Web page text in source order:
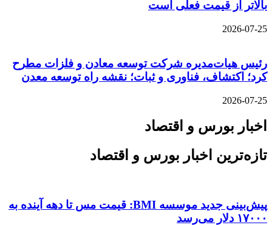
بالاتر از قیمت فعلی است
2026-07-25
رئیس هیات‌مدیره شرکت توسعه معادن و فلزات مطرح
کرد؛ اکتشاف، فناوری و ثبات؛ نقشه راه توسعه معدن
2026-07-25
اخبار بورس و اقتصاد
تازه‌ترین اخبار بورس و اقتصاد
پیش‌بینی جدید موسسه BMI: قیمت مس تا دهه آینده به
۱۷۰۰۰ دلار می‌رسد